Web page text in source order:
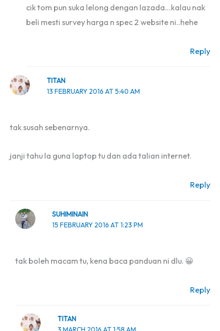
cik tom pun suka lelong dengan lazada…kalau nak
beli mesti survey harga n spec 2 website ni..hehe
Reply
TITAN
13 FEBRUARY 2016 AT 5:40 AM
tak susah sebenarnya.
janji tahu la guna laptop tu dan ada talian internet.
Reply
SUHIMINAIN
15 FEBRUARY 2016 AT 1:23 PM
tak boleh macam tu, kena baca panduan ni dlu. 😀
Reply
TITAN